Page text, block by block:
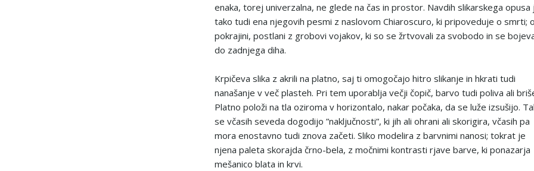
enaka, torej univerzalna, ne glede na čas in prostor. Navdih slikarskega opusa
tako tudi ena njegovih pesmi z naslovom Chiaroscuro, ki pripoveduje o smrti; o
pokrajini, postlani z grobovi vojakov, ki so se žrtvovali za svobodo in se
do zadnjega diha.
Krpičeva slika z akrili na platno, saj ti omogočajo hitro slikanje in hkrati tudi
nanašanje v več plasteh. Pri tem uporablja večji čopič, barvo tudi poliva ali
Platno položi na tla oziroma v horizontalo, nakar počaka, da se luže izsušijo.
se včasih seveda dogodijo ”naključnosti”, ki jih ali ohrani ali skorigira, včasih pa
mora enostavno tudi znova začeti. Sliko modelira z barvnimi nanosi; tokrat je
njena paleta skorajda črno-bela, z močnimi kontrasti rjave barve, ki ponazarja
mešanico blata in krvi.